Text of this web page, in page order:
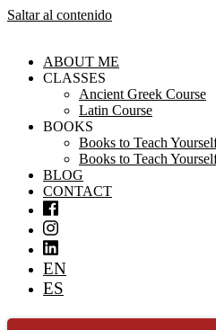
Saltar al contenido
ABOUT ME
CLASSES
Ancient Greek Course
Latin Course
BOOKS
Books to Teach
Books to Teach
BLOG
CONTACT
EN
ES